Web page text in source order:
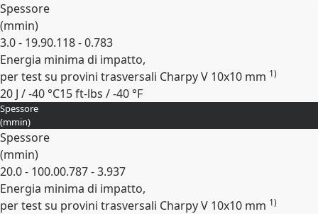
Spessore
(mmin)
3.0 - 19.90.118 - 0.783
Energia minima di impatto,
per test su provini trasversali Charpy V 10x10 mm 1)
20 J / -40 °C15 ft-lbs / -40 °F
Espandi
Spessore
(mmin)
Spessore
(mmin)
20.0 - 100.00.787 - 3.937
Energia minima di impatto,
per test su provini trasversali Charpy V 10x10 mm 1)